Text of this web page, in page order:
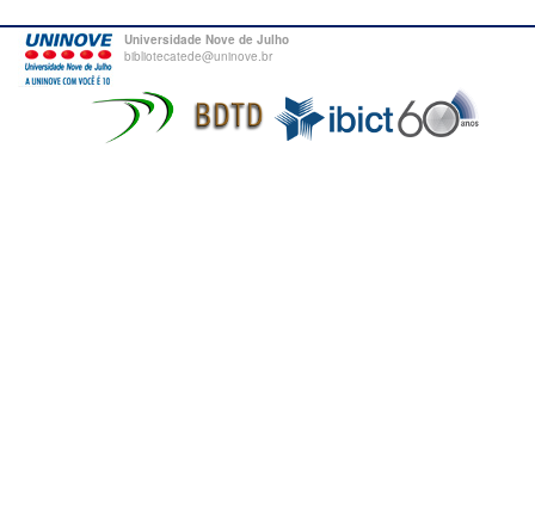
Universidade Nove de Julho
bibliotecatede@uninove.br